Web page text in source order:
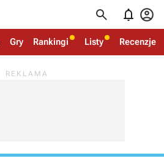
  
Gry Rankingi Listy Recenzje